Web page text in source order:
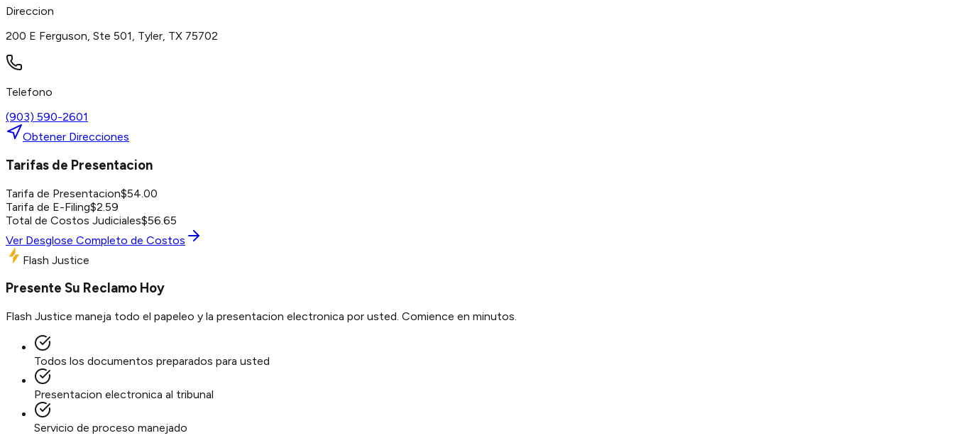
Direccion
200 E Ferguson, Ste 501, Tyler, TX 75702
Telefono
(903) 590-2601
Obtener Direcciones
Tarifas de Presentacion
Tarifa de Presentacion$54.00
Tarifa de E-Filing$2.59
Total de Costos Judiciales$56.65
Ver Desglose Completo de Costos
Flash Justice
Presente Su Reclamo Hoy
Flash Justice maneja todo el papeleo y la presentacion electronica por usted. Comience en minutos.
Todos los documentos preparados para usted
Presentacion electronica al tribunal
Servicio de proceso manejado